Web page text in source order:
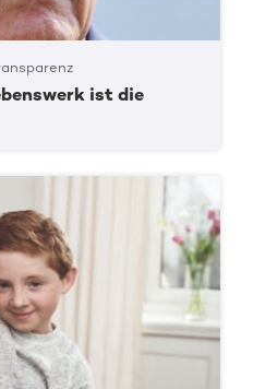
ist die